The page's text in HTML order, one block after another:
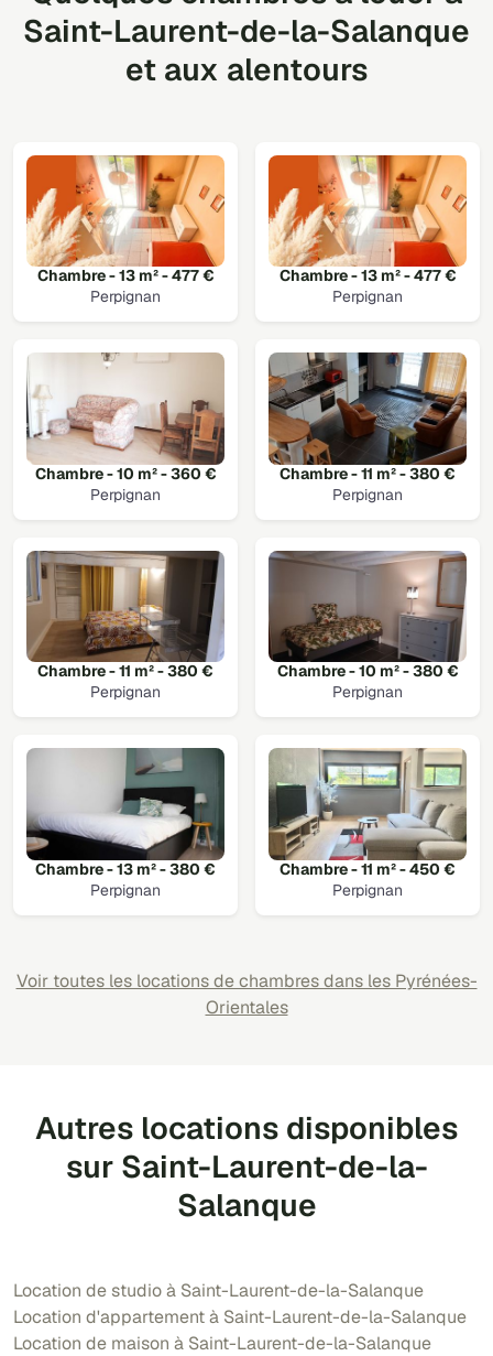
Saint-Laurent-de-la-Salanque
et aux alentours
Chambre - 13 m² - 477 €
Perpignan
Chambre - 13 m² - 477 €
Perpignan
Chambre - 10 m² - 360 €
Perpignan
Chambre - 11 m² - 380 €
Perpignan
Chambre - 11 m² - 380 €
Perpignan
Chambre - 10 m² - 380 €
Perpignan
Chambre - 13 m² - 380 €
Perpignan
Chambre - 11 m² - 450 €
Perpignan
Voir toutes les locations de chambres dans les Pyrénées-
Orientales
Autres locations disponibles
sur Saint-Laurent-de-la-
Salanque
Location de studio à Saint-Laurent-de-la-Salanque
Location d'appartement à Saint-Laurent-de-la-Salanque
Location de maison à Saint-Laurent-de-la-Salanque